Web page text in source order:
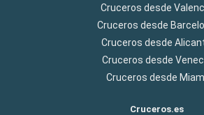
Cruceros desde
Cruceros desde
Cruceros desde
Cruceros desde
Cruceros desde
Cruceros.es